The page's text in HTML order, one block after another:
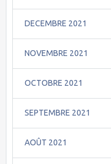
DECEMBRE 2021
NOVEMBRE 2021
OCTOBRE 2021
SEPTEMBRE 2021
AOÛT 2021